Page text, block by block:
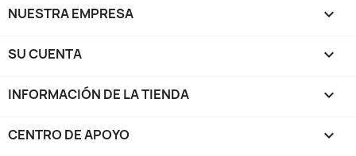
NUESTRA EMPRESA 
SU CUENTA 
INFORMACIÓN DE LA TIENDA keyboard_arrow_down
CENTRO DE APOYO 